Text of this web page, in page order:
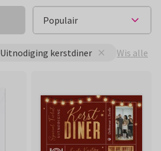
Uitnodiging kerstdiner Wis alle